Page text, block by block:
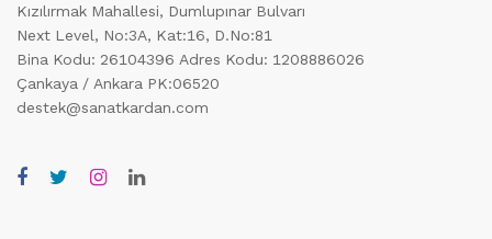
Kızılırmak Mahallesi, Dumlupınar Bulvarı
Next Level, No:3A, Kat:16, D.No:81
Bina Kodu: 26104396 Adres Kodu: 1208886026
Çankaya / Ankara PK:06520
destek@sanatkardan.com